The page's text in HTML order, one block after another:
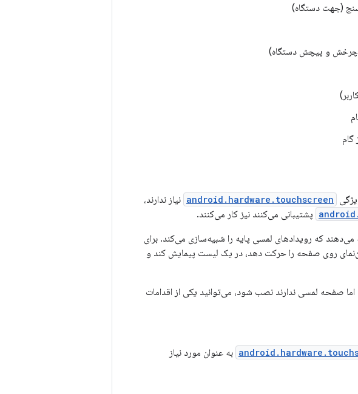
(جهت دستگاه)
و پیچش دستگاه)
گام
android.hardware.touchscreen نیاز ندارند،
پشتیبانی می‌کنند نیز کار می‌کنند.
که رویدادهای لمسی پایه را شبیه‌سازی می‌کند. برای
روی صفحه را حرکت دهد، در یک لیست پیمایش کند و
صفحه لمسی ندارند نصب شود، می‌توانید یکی از اقدامات
به عنوان مورد نیاز